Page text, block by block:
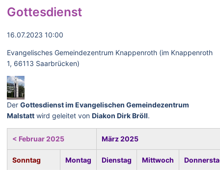
Gottesdienst
16.07.2023 10:00
Evangelisches Gemeindezentrum Knappenroth (im Knappenroth
1, 66113 Saarbrücken)
Der Gottesdienst im Evangelischen Gemeindezentrum
Malstatt wird geleitet von Diakon Dirk Bröll.
< Februar 2025 März 2025
Sonntag Montag Dienstag Mittwoch